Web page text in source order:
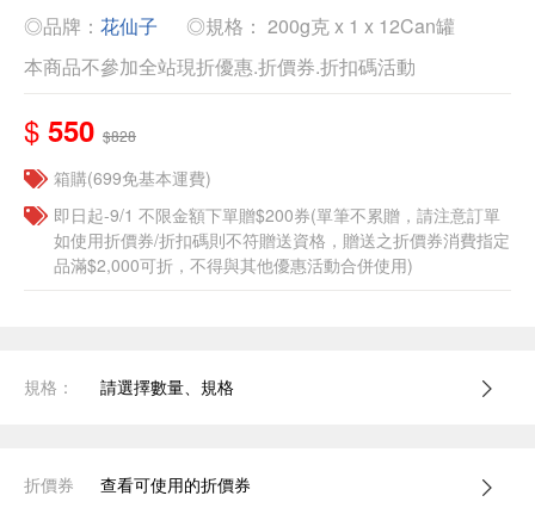
◎品牌： 花仙子
◎規格： 200g克 x 1 x 12Can罐
本商品不參加全站現折優惠.折價券.折扣碼活動
$ 550 $828
箱購(699免基本運費)
即日起-9/1 不限金額下單贈$200券(單筆不累贈，請注意訂單
如使用折價券/折扣碼則不符贈送資格，贈送之折價券消費指定
品滿$2,000可折，不得與其他優惠活動合併使用)
規格： 請選擇數量、規格
折價券 查看可使用的折價券